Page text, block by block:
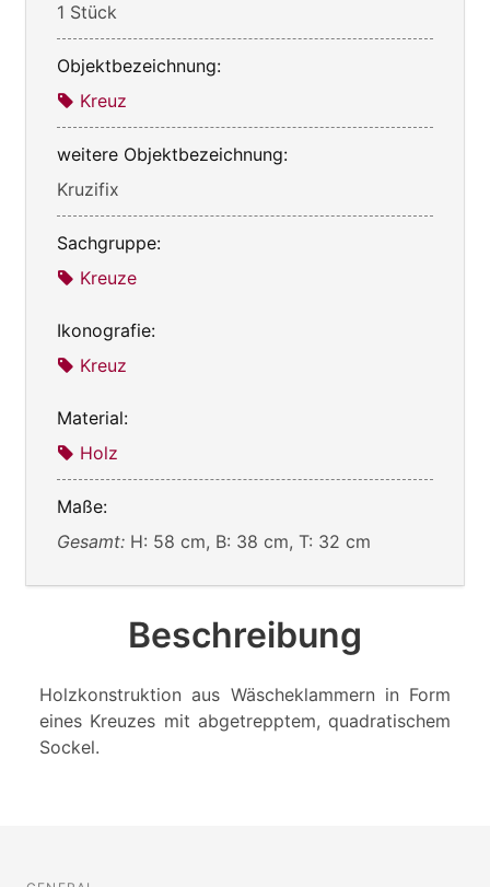
1 Stück
Objektbezeichnung:
Kreuz
weitere Objektbezeichnung:
Kruzifix
Sachgruppe:
Kreuze
Ikonografie:
Kreuz
Material:
Holz
Maße:
Gesamt: H: 58 cm, B: 38 cm, T: 32 cm
Beschreibung
Holzkonstruktion aus Wäscheklammern in Form
eines Kreuzes mit abgetrepptem, quadratischem
Sockel.